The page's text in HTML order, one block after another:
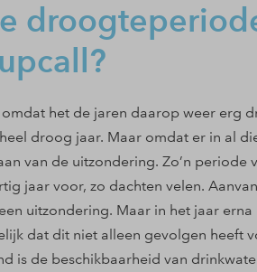
omdat het de jaren daarop weer erg
droog jaar. Maar omdat er in al
van de uitzondering. Zo’n periode
jaar voor, zo dachten velen.
uitzondering. Maar in het jaar
dat dit niet alleen gevolgen heeft
is de beschikbaarheid van